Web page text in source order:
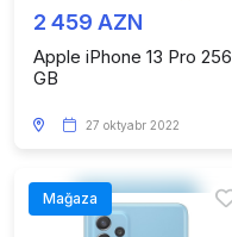
2 459 AZN
Apple iPhone 13 Pro 256
GB
27 oktyabr 2022
Mağaza